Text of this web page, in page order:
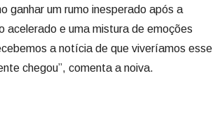
ganhar um rumo inesperado após a
acelerado e uma mistura de emoções
a notícia de que viveríamos esse
chegou”, comenta a noiva.